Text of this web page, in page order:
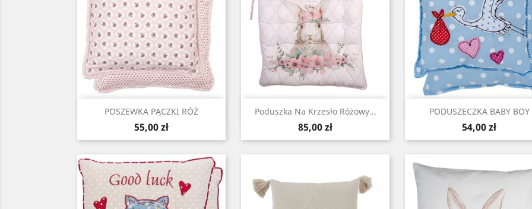
POSZEWKA PĄCZKI RÓŻ
Cena
55,00 zł
Szybki podgląd Poduszka Na Krzesło Różowy...
Cena
85,00 zł
Szybki podgląd PODUSZECZKA BABY BOY
Cena
54,00 zł
Szybki podgląd